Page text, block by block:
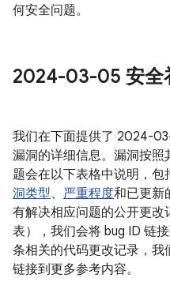
何安全问题。
2024-03-05 安全
我们在下面提供了 2024-
漏洞的详细信息。漏洞按照
题会在以下表格中说明，包
洞类型、 严重程度和已更新
有解决相应问题的公开更改
表），我们会将 bug ID 链
条相关的代码更改记录，我
链接到更多参考内容。